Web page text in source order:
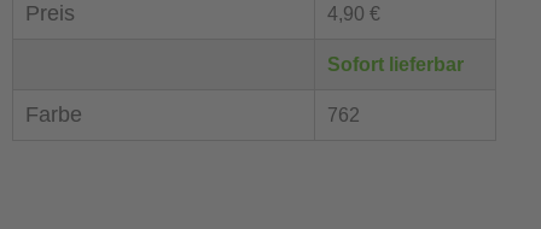
Preis 4,90 €
Sofort lieferbar
Farbe 762